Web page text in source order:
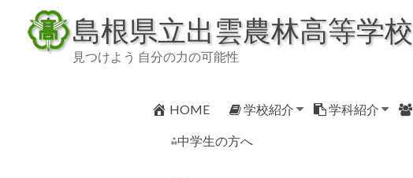
content
島根県立出雲農林高等学校
見つけよう 自分の力の可能性
HOME 学校紹介 学科紹介
⁂中学生の方へ